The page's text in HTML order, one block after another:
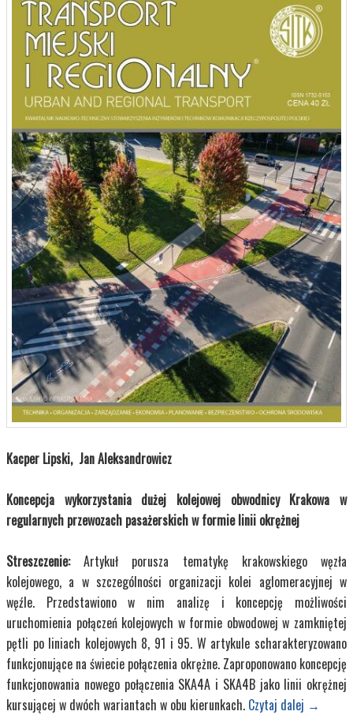
Kacper Lipski, Jan Aleksandrowicz
Koncepcja wykorzystania dużej kolejowej obwodnicy Krakowa w
regularnych przewozach pasażerskich w formie linii okrężnej
Streszczenie:Artykuł porusza tematykę krakowskiego węzła
kolejowego, a w szczególności organizacji kolei aglomeracyjnej w
węźle. Przedstawiono w nim analizę i koncepcję możliwości
uruchomienia połączeń kolejowych w formie obwodowej w zamkniętej
pętli po liniach kolejowych 8, 91 i 95. W artykule scharakteryzowano
funkcjonujące na świecie połączenia okrężne. Zaproponowano koncepcję
funkcjonowania nowego połączenia SKA4A i SKA4B jako linii okrężnej
kursującej w dwóch wariantach w obu kierunkach. Czytaj dalej →